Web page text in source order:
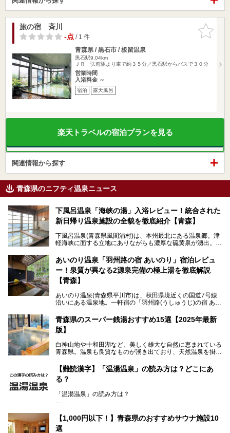
お気に入
りに追加
旅の宿 斉川
-点/ 1 件
青森県 / 黒石市 / 板留温泉
黒石駅9.04km
ＪＲ 弘前駅より車で約３５分／黒石駅からバスで３０分
営業時間
入浴料金 ～
宿泊 露天風呂
楽天トラベルの宿泊プランを見る
関連情報から探す
青森県のニフティ温泉ニュース
下風呂温泉「海峡の湯」入浴レビュー！統合された
新日帰り温泉施設の全貌を徹底紹介【青森】
下風呂温泉(青森県風間浦村)は、本州最北にある温泉郷。津
軽海峡に面する立地にありながらも濃厚な硫黄泉が湧出。良
泉ファンが訪れる温泉地です。
「海峡の湯」は、以前あった2つの共同浴場を統合し、2020
年12月にオープンした日帰り入浴施設。かつて別々の共同
浴場で使用された2つの源泉を楽しめる点が魅力です。また
無料休憩室や食事処も併設し、地元常連客のみならず観光客
にも利用しやすい施設へ変貌しました。
今回、筆者は実際に海峡の湯へ訪問・入浴し、その魅力を徹
底解説します！
あいのり温泉「羽州路の宿 あいのり」宿泊レビュ
ー！泉質が異なる2源泉完備の極上湯を徹底解説
【青森】
あいのり温泉(青森県平川市)は、秋田県境近くの国道7号線
沿いにある温泉地。一軒宿の「羽州路(うしゅうじ)の宿 あい
(通称:赤湯)と無色透明の単純温泉という2種類の源泉を使用
し、いずれも源泉100％かけ流しで提供している点でしょ
う。
今回筆者は実際に宿泊し、大浴場と露天風呂付き客室を中心
に「羽州路の宿 あいのり」を詳細にご紹介。秋田県側を含
ですが、実はあいのり温泉も決して見逃せない極上湯のひと
つ。その魅力を徹底解説します！
青森県のスーパー銭湯おすすめ15選【2025年最新
版】
白神山地や十和田湖など、美しく雄大な自然に恵まれている
青森県。温泉も良質なものが湧き出ており、天然温泉を掛け
の山並みを眺めながら温泉に浸かり、お食事処でおいしいご
当地グルメを味わうひとときは格別ですね！
今回は、青森県でおすすめのスーパー銭湯を紹介します。
ください。
【難読漢字】「温湯温泉」の読み方は？どこにあ
る？
「温湯温泉」の読み方は？
か？
【1,000円以下！】青森県のおすすめサウナ施設10
選